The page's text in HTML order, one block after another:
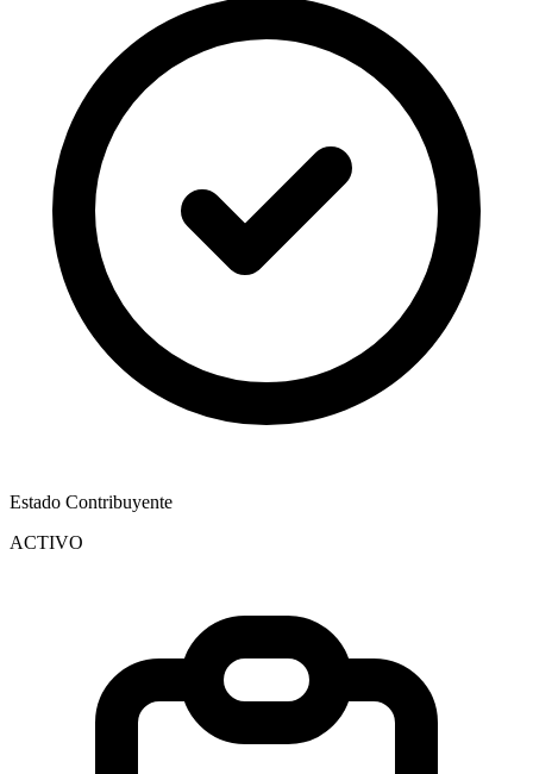
Estado Contribuyente
ACTIVO